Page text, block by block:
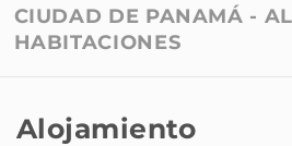
CIUDAD DE PANAMÁ -
HABITACIONES
Alojamiento